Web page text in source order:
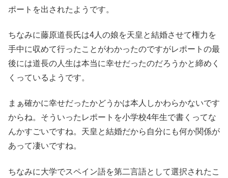
ポートを出されたようです。
ちなみに藤原道長氏は4人の娘を天皇と結婚させて権力を
手中に収めて行ったことがわかったのですがレポートの最
後には道長の人生は本当に幸せだったのだろうかと締めく
くっているようです。
まぁ確かに幸せだったかどうかは本人しかわらかないです
からね。そういったレポートを小学校4年生で書くってな
んかすごいですね。天皇と結婚だから自分にも何か関係が
あって凄いですね。
ちなみに大学でスペイン語を第二言語として選択されたこ